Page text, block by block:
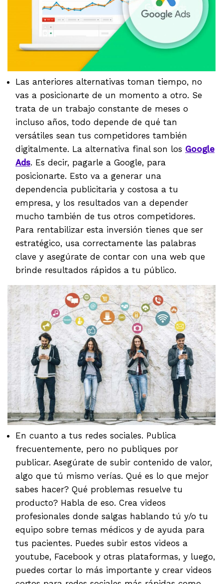
Las anteriores alternativas toman tiempo, no
vas a posicionarte de un momento a otro. Se
trata de un trabajo constante de meses o
incluso años, todo depende de qué tan
versátiles sean tus competidores también
digitalmente. La alternativa final son los Google
Ads. Es decir, pagarle a Google, para
posicionarte. Esto va a generar una
dependencia publicitaria y costosa a tu
empresa, y los resultados van a depender
mucho también de tus otros competidores.
Para rentabilizar esta inversión tienes que ser
estratégico, usa correctamente las palabras
clave y asegúrate de contar con una web que
brinde resultados rápidos a tu público.
En cuanto a tus redes sociales. Publica
frecuentemente, pero no publiques por
publicar. Asegúrate de subir contenido de valor,
algo que tú mismo verías. Qué es lo que mejor
sabes hacer? Qué problemas resuelve tu
producto? Habla de eso. Crea videos
profesionales donde salgas hablando tú y/o tu
equipo sobre temas médicos y de ayuda para
tus pacientes. Puedes subir estos videos a
youtube, Facebook y otras plataformas, y luego,
puedes cortar lo más importante y crear videos